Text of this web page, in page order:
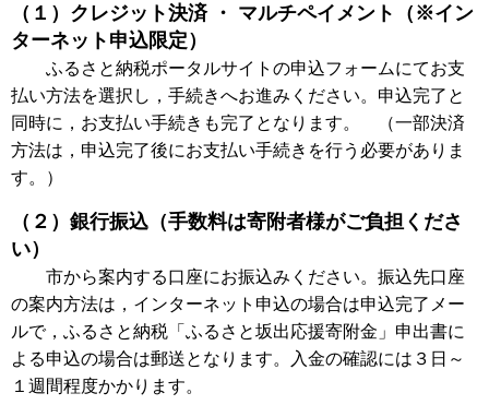
（１）クレジット決済 ・ マルチペイメント（※イン
ターネット申込限定）
ふるさと納税ポータルサイトの申込フォームにてお支
払い方法を選択し，手続きへお進みください。申込完了と
同時に，お支払い手続きも完了となります。 （一部決済
方法は，申込完了後にお支払い手続きを行う必要がありま
す。）
（２）銀行振込（手数料は寄附者様がご負担くださ
い）
市から案内する口座にお振込みください。振込先口座
の案内方法は，インターネット申込の場合は申込完了メー
ルで，ふるさと納税「ふるさと坂出応援寄附金」申出書に
よる申込の場合は郵送となります。入金の確認には３日～
１週間程度かかります。